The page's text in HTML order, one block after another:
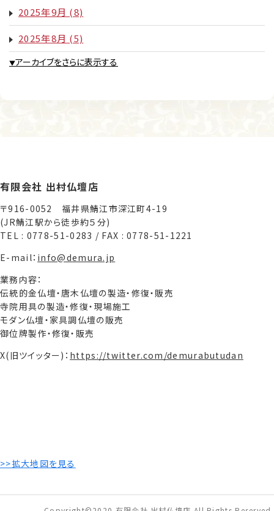
2025年9月 (8)
2025年8月 (5)
▼アーカイブをさらに表示する
有限会社 出村仏壇店
〒916-0052 福井県鯖江市深江町4-19
(JR鯖江駅から徒歩約５分)
TEL : 0778-51-0283 / FAX : 0778-51-1221
E-mail： info@demura.jp
業務内容：
伝統的金仏壇・唐木仏壇の製造・修復・販売
寺院用具の製造・修復・現場施工
モダン仏壇・家具調仏壇の販売
御位牌製作・修復・販売
X(旧ツイッター)： https://twitter.com/demurabutudan
>>拡大地図を見る